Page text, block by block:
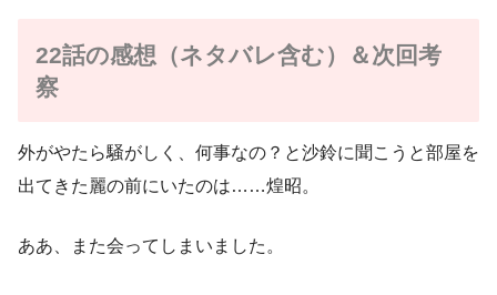
22話の感想（ネタバレ含む）＆次回考
察
外がやたら騒がしく、何事なの？と沙鈴に聞こうと部屋を
出てきた麗の前にいたのは……煌昭。
ああ、また会ってしまいました。